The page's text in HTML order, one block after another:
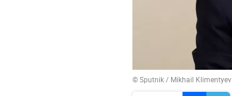
© Sputnik / Mikhail Klimentyev